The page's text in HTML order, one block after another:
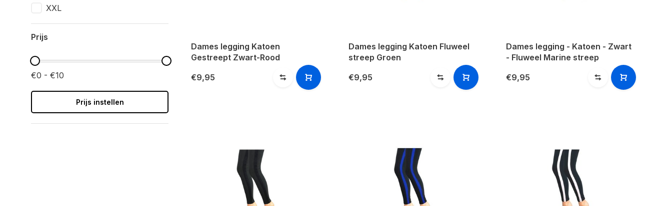
XXL
Prijs
€0 - €10
Prijs instellen
Dames legging Katoen
Gestreept Zwart-Rood
€9,95
Dames legging Katoen Fluweel
streep Groen
€9,95
Dames legging - Katoen - Zwart
- Fluweel Marine streep
€9,95